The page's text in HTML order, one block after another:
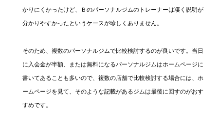
かりにくかったけど、Ｂのパーソナルジムのトレーナーは凄く説明が
分かりやすかったというケースが珍しくありません。
そのため、複数のパーソナルジムで比較検討するのが良いです。当日
に入会金が半額、または無料になるパーソナルジムはホームページに
書いてあることも多いので、複数の店舗で比較検討する場合には、ホ
ームページを見て、そのような記載があるジムは最後に回すのがおす
すめです。